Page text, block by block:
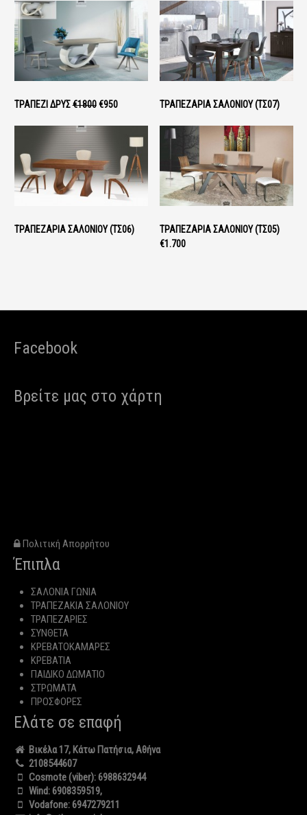
ΤΡΑΠΈΖΙ ΔΡΥΣ€1800€950 ΤΡΑΠΕΖΑΡΊΑ ΣΑΛΟΝΙΟΎ (ΤΣ07)
ΤΡΑΠΕΖΑΡΊΑ ΣΑΛΟΝΙΟΎ (ΤΣ06)
ΤΡΑΠΕΖΑΡΊΑ ΣΑΛΟΝΙΟΎ (ΤΣ05)
€1.700
Facebook
Βρείτε μας στο χάρτη
Πολιτική Απορρήτου
Έπιπλα
ΣΑΛΟΝΙΑ ΓΩΝΙΑ
ΤΡΑΠΕΖΑΚΙΑ ΣΑΛΟΝΙΟΥ
ΤΡΑΠΕΖΑΡΙΕΣ
ΣΥΝΘΕΤΑ
ΚΡΕΒΑΤΟΚΑΜΑΡΕΣ
ΚΡΕΒΑΤΙΑ
ΠΑΙΔΙΚΟ ΔΩΜΑΤΙΟ
ΣΤΡΩΜΑΤΑ
ΠΡΟΣΦΟΡΕΣ
Ελάτε σε επαφή
Βικέλα 17, Κάτω Πατήσια, Αθήνα
2108544607
Cosmote (viber):6988632944
Wind:6908359519,
Vodafone:6947279211